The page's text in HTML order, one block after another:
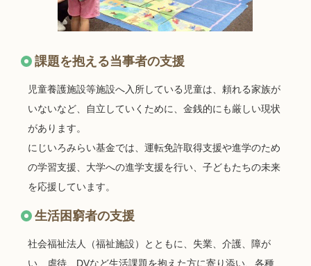
課題を抱える当事者の支援
児童養護施設等施設へ入所している児童は、頼れる家族が
いないなど、自立していくために、金銭的にも厳しい現状
があります。
にじいろみらい基金では、運転免許取得支援や進学のため
の学習支援、大学への進学支援を行い、子どもたちの未来
を応援しています。
生活困窮者の支援
社会福祉法人（福祉施設）とともに、失業、介護、障が
い、虐待、DVなど生活課題を抱えた方に寄り添い、各種